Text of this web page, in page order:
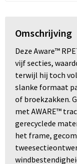
Omschrijving
Deze Aware™
vijf secties,
terwijl hij toch
slanke formaat
of broekzakken.
met AWARE™
gerecyclede
het frame,